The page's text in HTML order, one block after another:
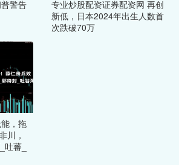
警告
专业炒股配资证券配资网 再创
新低，日本2024年出生人数首
次跌破70万
，拖
川，
蕃_